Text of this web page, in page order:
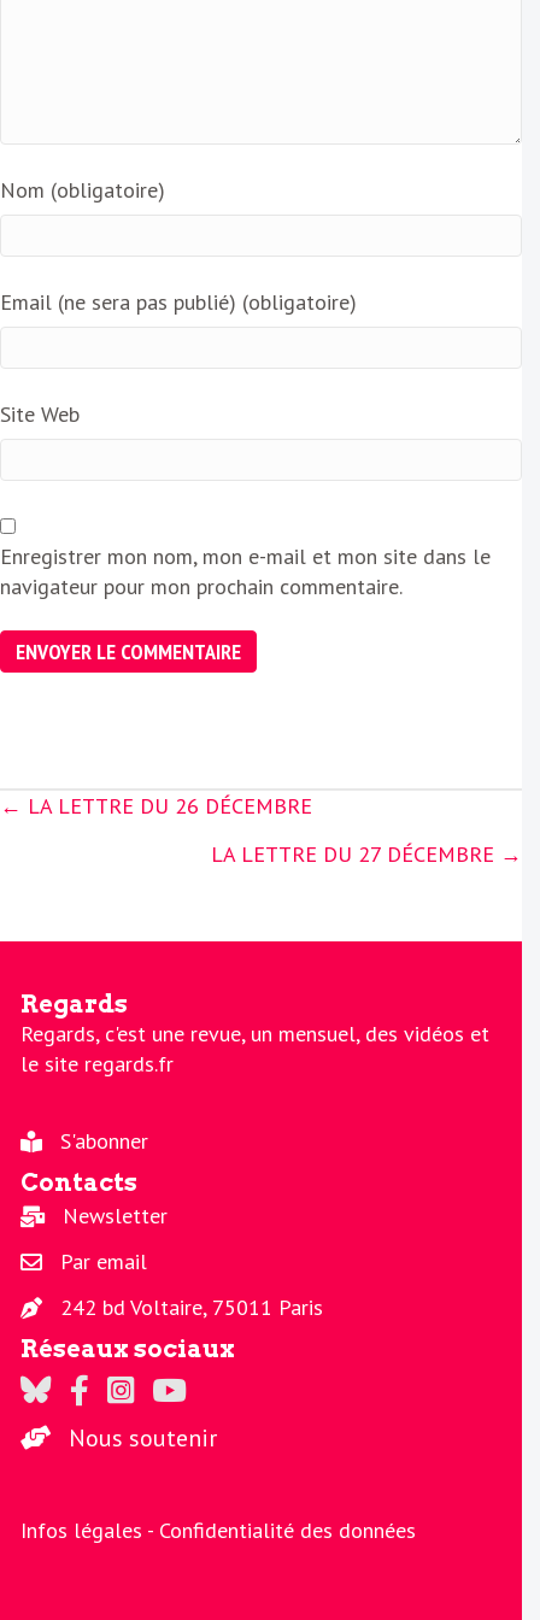
Nom (obligatoire)
Email (ne sera pas publié) (obligatoire)
Site Web
Enregistrer mon nom, mon e-mail et mon site dans le
navigateur pour mon prochain commentaire.
Posts
← LA LETTRE DU 26 DÉCEMBRE
LA LETTRE DU 27 DÉCEMBRE →
Regards
Regards, c'est une revue, un mensuel, des vidéos et
le site regards.fr
S'abonner
Contacts
Newsletter
Par email
242 bd Voltaire, 75011 Paris
Réseaux sociaux
Regards sur Twitter
Regards sur Facebook
Regards sur Instagram
La chaine Regards sur Youtube
Nous soutenir
Infos légales - Confidentialité des données